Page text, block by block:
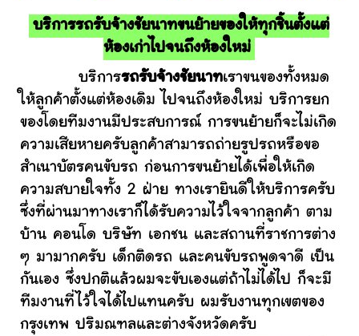
บริการรถรับจ้างชัยนาทขนย้ายของให้ทุกชิ้นตั้งแต่
ห้องเก่าไปจนถึงห้องใหม่
บริการรถรับจ้างชัยนาทเราขนของทั้งหมด
ให้ลูกค้าตั้งแต่ห้องเดิม ไปจนถึงห้องใหม่ บริการยก
ของโดยทีมงานมีประสบการณ์ การขนย้ายก็จะไม่เกิด
ความเสียหายครับลูกค้าสามารถถ่ายรูปรถหรือขอ
สำเนาบัตรคนขับรถ ก่อนการขนย้ายได้เพื่อให้เกิด
ความสบายใจทั้ง 2 ฝ่าย ทางเรายินดีให้บริการครับ
ซึ่งที่ผ่านมาทางเราก็ได้รับความไว้ใจจากลูกค้า ตาม
บ้าน คอนโด บริษัท เอกชน และสถานที่ราชการต่าง
ๆ มามากครับ เด็กติดรถ และคนขับรถพูดจาดี เป็น
กันเอง ซึ่งปกติแล้วผมจะขับเองแต่ถ้าไม่ได้ไป ก็จะมี
ทีมงานที่ไว้ใจได้ไปแทนครับ ผมรับงานทุกเขตของ
กรุงเทพ ปริมณฑลและต่างจังหวัดครับ